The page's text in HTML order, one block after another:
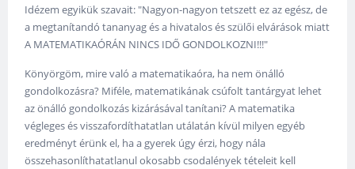
Idézem egyikük szavait: "Nagyon-nagyon tetszett ez az egész, de
a megtanítandó tananyag és a hivatalos és szülői elvárások miatt
A MATEMATIKAÓRÁN NINCS IDŐ GONDOLKOZNI!!!"
Könyörgöm, mire való a matematikaóra, ha nem önálló
gondolkozásra? Miféle, matematikának csúfolt tantárgyat lehet
az önálló gondolkozás kizárásával tanítani? A matematika
végleges és visszafordíthatatlan utálatán kívül milyen egyéb
eredményt érünk el, ha a gyerek úgy érzi, hogy nála
összehasonlíthatatlanul okosabb csodalények tételeit kell